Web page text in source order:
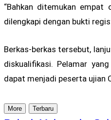
“Bahkan ditemukan empat
dilengkapi dengan bukti
Berkas-berkas tersebut,
diskualifikasi. Pelamar
dapat menjadi peserta ujian
More Terbaru